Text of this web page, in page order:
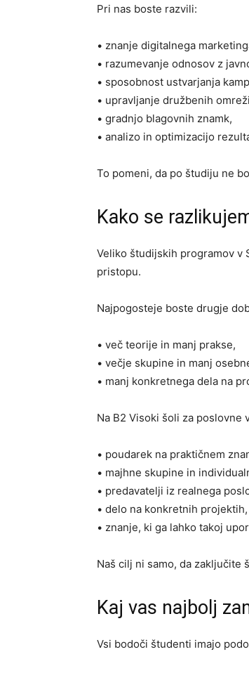
Pri nas boste razvili:
• znanje digitalnega
• razumevanje odnosov z
• sposobnost ustvarjanja
• upravljanje družbenih
• gradnjo blagovnih znamk,
• analizo in optimizacijo
To pomeni, da po študiju ne
Kako se
Veliko študijskih programov v
pristopu.
Najpogosteje boste drugje
• več teorije in manj prakse,
• večje skupine in manj
• manj konkretnega dela na
Na B2 Visoki šoli za poslovne
• poudarek na praktičnem
• majhne skupine in
• predavatelji iz realnega
• delo na konkretnih projektih,
• znanje, ki ga lahko takoj
Naš cilj ni samo, da zaključite
Kaj vas najbolj
Vsi bodoči študenti imajo